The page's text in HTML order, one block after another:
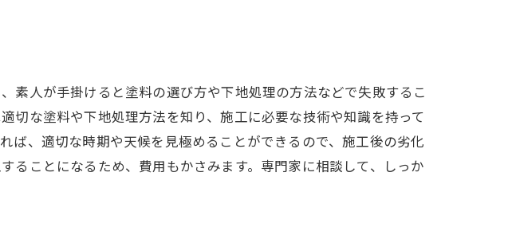
素人が手掛けると塗料の選び方や下地処理の方法などで失敗するこ
切な塗料や下地処理方法を知り、施工に必要な技術や知識を持って
ば、適切な時期や天候を見極めることができるので、施工後の劣化
ることになるため、費用もかさみます。専門家に相談して、しっか